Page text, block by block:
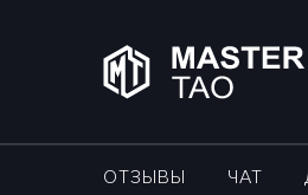
ОТЗЫВЫ ЧАТ